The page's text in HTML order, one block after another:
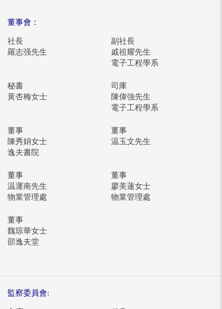
董事會：
社長
羅志强先生
副社長
戚祖耀先生
電子工程學系
秘書
黃杏梅女士
司庫
陳偉強先生
電子工程學系
董事
陳秀娟女士
逸夫書院
董事
温玉文先生
董事
温運南先生
物業管理處
董事
廖美蓮女士
物業管理處
董事
魏琼華女士
邵逸夫堂
監察委員會: